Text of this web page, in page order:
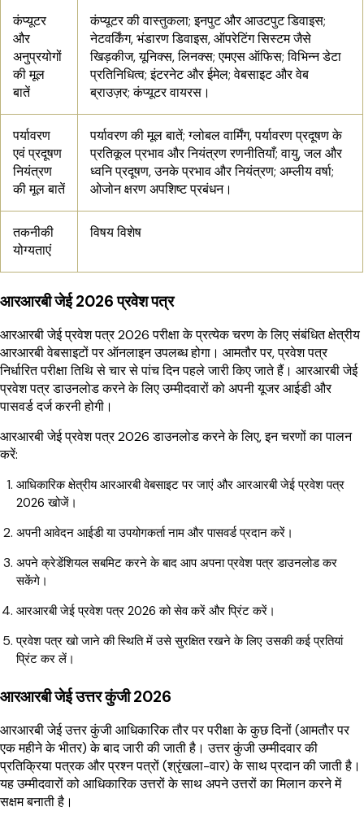
कंप्यूटर
और
अनुप्रयोगों
की मूल
बातें
कंप्यूटर की वास्तुकला; इनपुट और आउटपुट डिवाइस;
नेटवर्किंग, भंडारण डिवाइस, ऑपरेटिंग सिस्टम जैसे
खिड़कीज, यूनिक्स, लिनक्स; एमएस ऑफिस; विभिन्न डेटा
प्रतिनिधित्व; इंटरनेट और ईमेल; वेबसाइट और वेब
ब्राउज़र; कंप्यूटर वायरस।
पर्यावरण
एवं प्रदूषण
नियंत्रण
की मूल बातें
पर्यावरण की मूल बातें; ग्लोबल वार्मिंग, पर्यावरण प्रदूषण के
प्रतिकूल प्रभाव और नियंत्रण रणनीतियाँ; वायु, जल और
ध्वनि प्रदूषण, उनके प्रभाव और नियंत्रण; अम्लीय वर्षा;
ओजोन क्षरण अपशिष्ट प्रबंधन।
तकनीकी
योग्यताएं
विषय विशेष
आरआरबी जेई 2026 प्रवेश पत्र
आरआरबी जेई प्रवेश पत्र 2026 परीक्षा के प्रत्येक चरण के लिए संबंधित क्षेत्रीय
आरआरबी वेबसाइटों पर ऑनलाइन उपलब्ध होगा। आमतौर पर, प्रवेश पत्र
निर्धारित परीक्षा तिथि से चार से पांच दिन पहले जारी किए जाते हैं। आरआरबी जेई
प्रवेश पत्र डाउनलोड करने के लिए उम्मीदवारों को अपनी यूजर आईडी और
पासवर्ड दर्ज करनी होगी।
आरआरबी जेई प्रवेश पत्र 2026 डाउनलोड करने के लिए, इन चरणों का पालन
करें:
आधिकारिक क्षेत्रीय आरआरबी वेबसाइट पर जाएं और आरआरबी जेई प्रवेश पत्र
2026 खोजें।
अपनी आवेदन आईडी या उपयोगकर्ता नाम और पासवर्ड प्रदान करें।
अपने क्रेडेंशियल सबमिट करने के बाद आप अपना प्रवेश पत्र डाउनलोड कर
सकेंगे।
आरआरबी जेई प्रवेश पत्र 2026 को सेव करें और प्रिंट करें।
प्रवेश पत्र खो जाने की स्थिति में उसे सुरक्षित रखने के लिए उसकी कई प्रतियां
प्रिंट कर लें।
आरआरबी जेई उत्तर कुंजी 2026
आरआरबी जेई उत्तर कुंजी आधिकारिक तौर पर परीक्षा के कुछ दिनों (आमतौर पर
एक महीने के भीतर) के बाद जारी की जाती है। उत्तर कुंजी उम्मीदवार की
प्रतिक्रिया पत्रक और प्रश्न पत्रों (श्रृंखला-वार) के साथ प्रदान की जाती है।
यह उम्मीदवारों को आधिकारिक उत्तरों के साथ अपने उत्तरों का मिलान करने में
सक्षम बनाती है।